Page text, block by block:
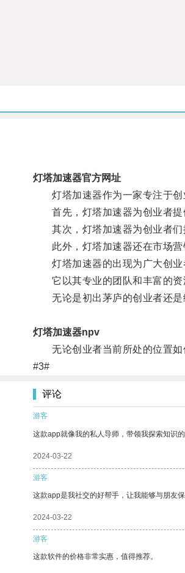
灯塔加速器官方网址
灯塔加速器作为一家专注于创
首先，灯塔加速器为创业者提
其次，灯塔加速器为创业者们
此外，灯塔加速器还在市场营
灯塔加速器的出现为广大创业
它以其专业的团队和丰富的资
无论是初出茅庐的创业者还是
灯塔加速器npv
无论创业者当前所处的位置如
#3#
评论
游客
这款app就像我的私人导师，带领我探索知识的
2024-03-22
游客
这款app是我社交的好帮手，让我能够与朋友
2024-03-22
游客
这款软件的价格非常实惠，值得推荐。